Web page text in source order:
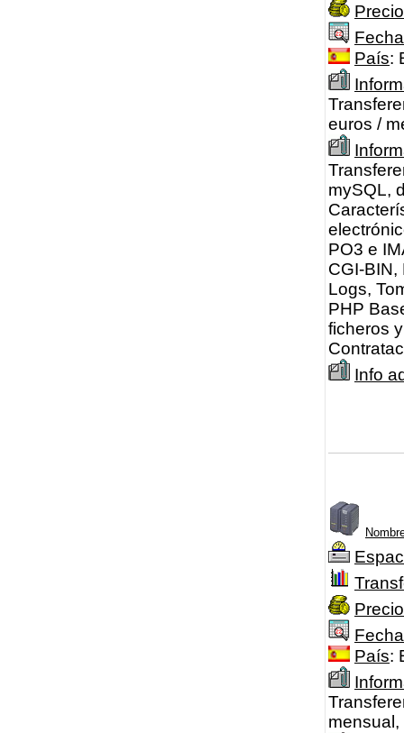
Precio
País:
euros /
mySQL,
PO3 e
CGI-BIN,
Logs,
PHP
ficheros
Info
Precio
País: